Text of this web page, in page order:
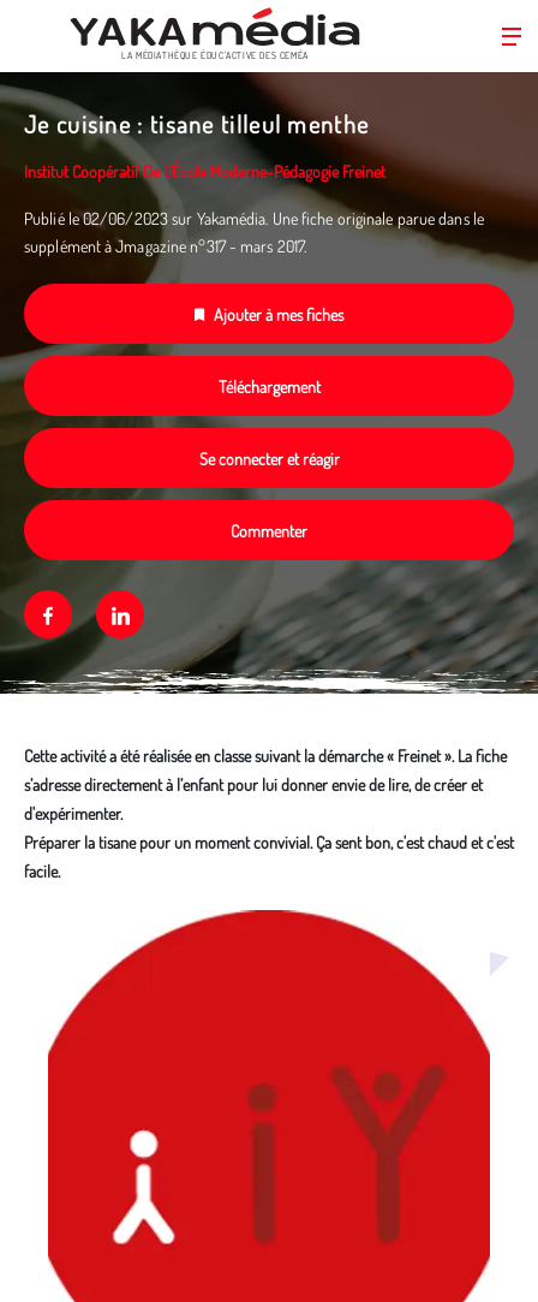
Aller
principal
LA MÉDIATHÈQUE ÉDUC’ACTIVE DES CEMÉA
Je cuisine : tisane tilleul menthe
Institut Coopératif De L’École Moderne-Pédagogie Freinet
Publié le 02/06/2023 sur Yakamédia. Une fiche originale parue dans le
supplément à Jmagazine n°317 - mars 2017.
Ajouter à mes fiches
Téléchargement
Se connecter et réagir
Commenter
FacebookLinkedin
Cette activité a été réalisée en classe suivant la démarche « Freinet ». La fiche
s’adresse directement à l’enfant pour lui donner envie de lire, de créer et
d'expérimenter.
Préparer la tisane pour un moment convivial. Ça sent bon, c'est chaud et c'est
facile.